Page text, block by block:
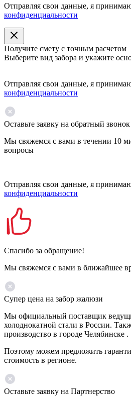
Отправляя свои данные, я
конфиденциальности
Получите смету с точным расчетом
Выберите вид забора и укажите
Отправляя свои данные, я
конфиденциальности
Оставьте заявку на обратный звонок
Мы свяжемся с вами в течении 10
вопросы
Отправляя свои данные, я
конфиденциальности
Спасибо за обращение!
Мы свяжемся с вами в ближайшее
Супер цена на забор жалюзи
Мы официальный поставщик
холоднокатной стали в России.
производство в городе Челябинске .
Поэтому можем предложить
стоимость в регионе.
Оставьте заявку на Партнерство